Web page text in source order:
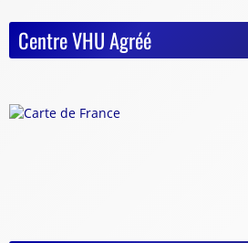
Centre VHU Agréé